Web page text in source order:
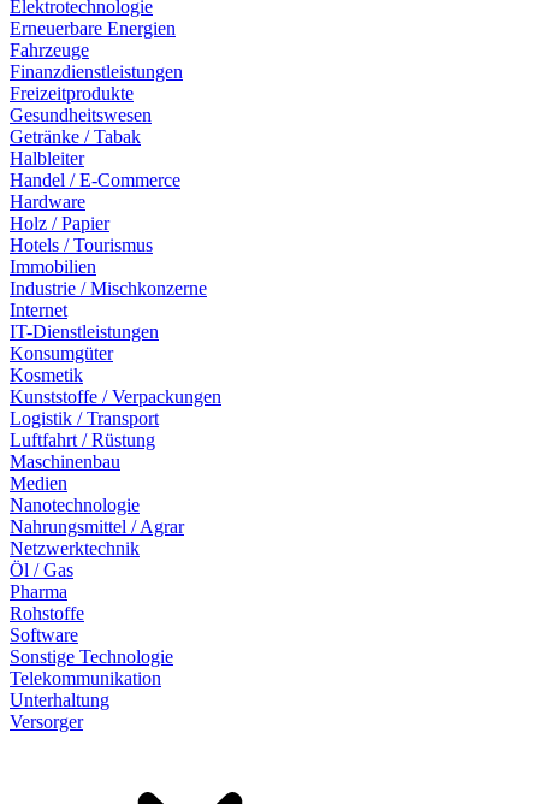
Elektrotechnologie
Erneuerbare Energien
Fahrzeuge
Finanzdienstleistungen
Freizeitprodukte
Gesundheitswesen
Getränke / Tabak
Halbleiter
Handel / E-Commerce
Hardware
Holz / Papier
Hotels / Tourismus
Immobilien
Industrie / Mischkonzerne
Internet
IT-Dienstleistungen
Konsumgüter
Kosmetik
Kunststoffe / Verpackungen
Logistik / Transport
Luftfahrt / Rüstung
Maschinenbau
Medien
Nanotechnologie
Nahrungsmittel / Agrar
Netzwerktechnik
Öl / Gas
Pharma
Rohstoffe
Software
Sonstige Technologie
Telekommunikation
Unterhaltung
Versorger